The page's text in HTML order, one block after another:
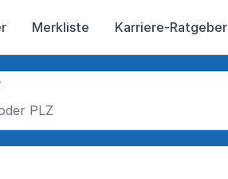
Merkliste Karriere-Ratgeber